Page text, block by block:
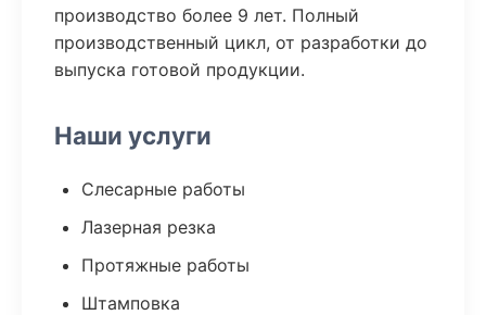
производство более 9 лет. Полный
производственный цикл, от разработки до
выпуска готовой продукции.
Наши услуги
Слесарные работы
Лазерная резка
Протяжные работы
Штамповка